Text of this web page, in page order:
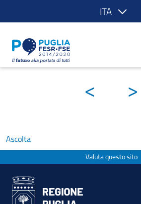
ITA
Galleria notizie - POR
< >
Ascolta
Valuta questo sito